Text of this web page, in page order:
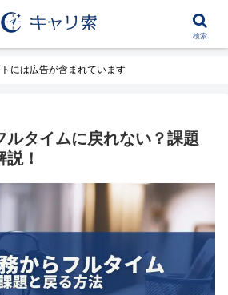
には広告が含まれています
ルタイムに戻れない？課題
！
検索